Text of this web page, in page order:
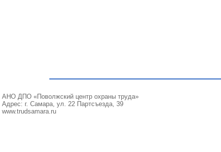
АНО ДПО «Поволжский центр охраны труда»
Адрес: г. Самара, ул. 22 Партсъезда, 39
www.trudsamara.ru